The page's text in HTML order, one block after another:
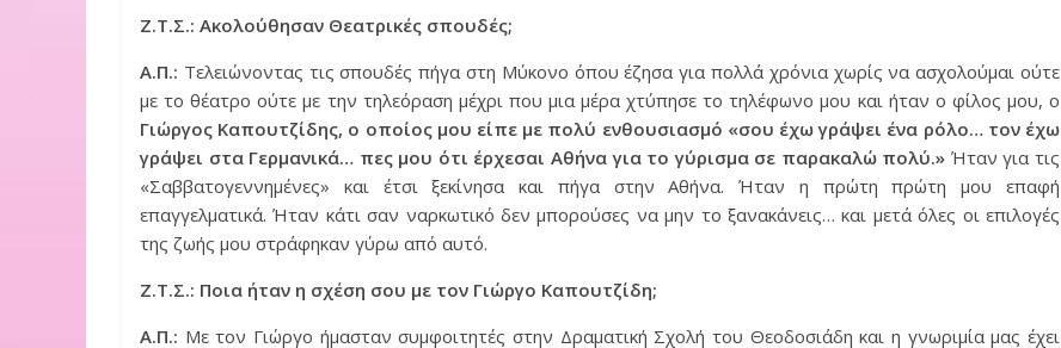
Ζ.Τ.Σ.: Ακολούθησαν Θεατρικές σπουδές;
Α.Π.: Τελειώνοντας τις σπουδές πήγα στη Μύκονο όπου έζησα για πολλά χρόνια χωρίς να ασχολούμαι ούτε
με το θέατρο ούτε με την τηλεόραση μέχρι που μια μέρα χτύπησε το τηλέφωνο μου και ήταν ο φίλος μου, ο
Γιώργος Καπουτζίδης, ο οποίος μου είπε με πολύ ενθουσιασμό «σου έχω γράψει ένα ρόλο… τον έχω
γράψει στα Γερμανικά… πες μου ότι έρχεσαι Αθήνα για το γύρισμα σε παρακαλώ πολύ.» Ήταν για τις
«Σαββατογεννημένες» και έτσι ξεκίνησα και πήγα στην Αθήνα. Ήταν η πρώτη πρώτη μου επαφή
επαγγελματικά. Ήταν κάτι σαν ναρκωτικό δεν μπορούσες να μην το ξανακάνεις… και μετά όλες οι επιλογές
της ζωής μου στράφηκαν γύρω από αυτό.
Ζ.Τ.Σ.: Ποια ήταν η σχέση σου με τον Γιώργο Καπουτζίδη;
Α.Π.: Με τον Γιώργο ήμασταν συμφοιτητές στην Δραματική Σχολή του Θεοδοσιάδη και η γνωριμία μας έχει